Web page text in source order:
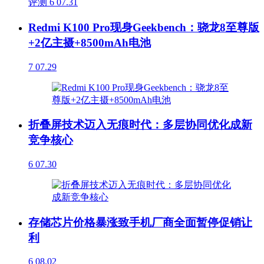
评测 6 07.31
Redmi K100 Pro现身Geekbench：骁龙8至尊版
+2亿主摄+8500mAh电池
7 07.29
折叠屏技术迈入无痕时代：多层协同优化成新
竞争核心
6 07.30
存储芯片价格暴涨致手机厂商全面暂停促销让
利
6 08.02